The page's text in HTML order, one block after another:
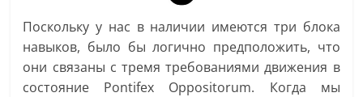
Поскольку у нас в наличии имеются три блока
навыков, было бы логично предположить, что
они связаны с тремя требованиями движения в
состояние Pontifex Oppositorum. Когда мы